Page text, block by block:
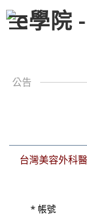
公告
台灣美容外科
* 帳號